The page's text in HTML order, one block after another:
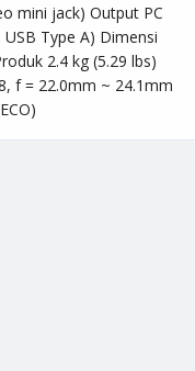
mini jack) Output PC
Type A) Dimensi
2.4 kg (5.29 lbs)
f = 22.0mm ~ 24.1mm